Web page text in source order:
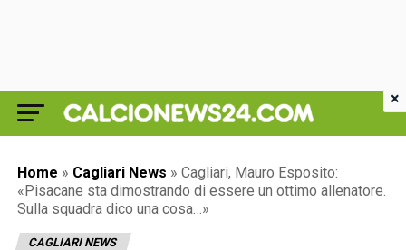
Home » Cagliari News » Cagliari, Mauro Esposito:
«Pisacane sta dimostrando di essere un ottimo allenatore.
Sulla squadra dico una cosa…»
CAGLIARI NEWS
×